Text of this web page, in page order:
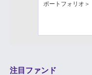
ポートフォリオ＞
注目ファンド